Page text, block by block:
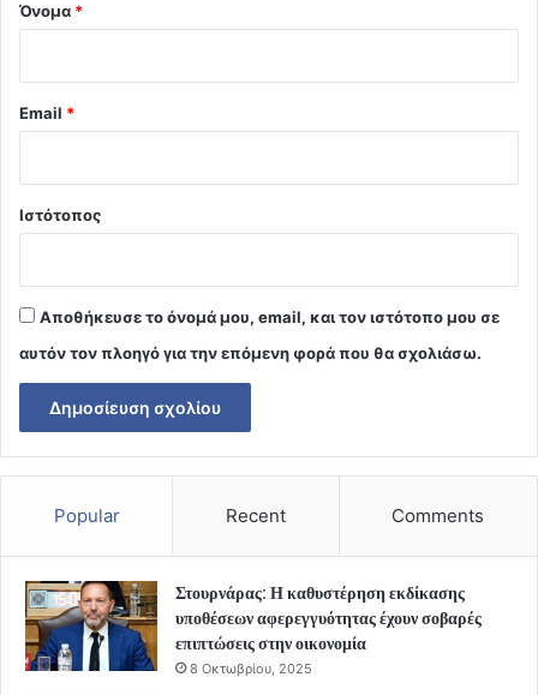
Όνομα *
Email *
Ιστότοπος
Αποθήκευσε το όνομά μου, email, και τον ιστότοπο μου σε
αυτόν τον πλοηγό για την επόμενη φορά που θα σχολιάσω.
Popular Recent Comments
Στουρνάρας: Η καθυστέρηση εκδίκασης
υποθέσεων αφερεγγυότητας έχουν σοβαρές
επιπτώσεις στην οικονομία
8 Οκτωβρίου, 2025